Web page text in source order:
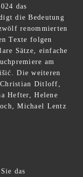
das
die Bedeutung
renommierten
Texte folgen
Sätze, einfache
am
. Die weiteren
Ditloff,
Hefter, Helene
Michael Lentz
das